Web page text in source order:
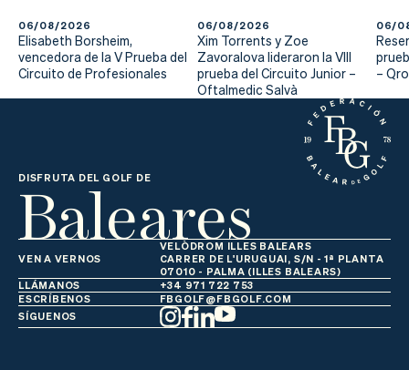
06/08/2026
Elisabeth Borsheim,
vencedora de la V Prueba del
Circuito de Profesionales
06/08/2026
Xim Torrents y Zoe
Zavoralova lideraron la VIII
prueba del Circuito Junior –
Oftalmedic Salvà
06/
–
DISFRUTA DEL GOLF DE
Baleares
VEN A VERNOS
VELÒDROM ILLES BALEARS
CARRER DE L'URUGUAI, S/N - 1ª PLANTA
07010 - PALMA (ILLES BALEARS)
LLÁMANOS
+34 971 722 753
ESCRÍBENOS
FBGOLF@FBGOLF.COM
SÍGUENOS